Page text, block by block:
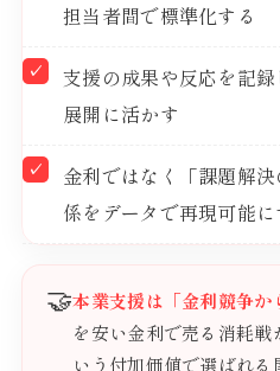
担当者間で標準化する
支援の成果や反応を記
展開に活かす
金利ではなく「課題解
係をデータで再現可能に
🤝本業支援は「金利競争か
を安い金利で売る消耗戦
いう付加価値で選ばれ